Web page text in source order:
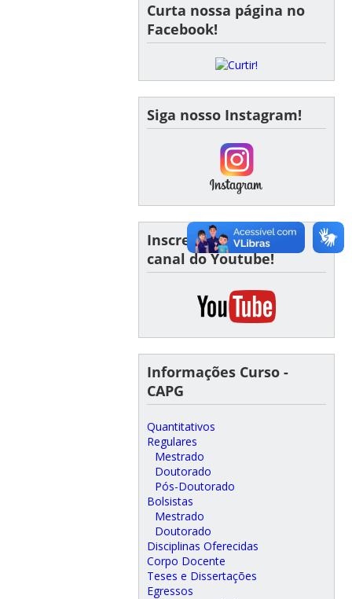
Curta nossa página no
Facebook!
Siga nosso Instagram!
Inscreva-se em nosso
canal do Youtube!
Informações Curso -
CAPG
Quantitativos
Regulares
Mestrado
Doutorado
Pós-Doutorado
Bolsistas
Mestrado
Doutorado
Disciplinas Oferecidas
Corpo Docente
Teses e Dissertações
Egressos